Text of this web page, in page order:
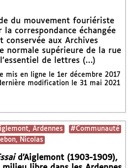
du mouvement fouriériste
correspondance échangée
conservée aux Archives
normale supérieure de la rue
de lettres (…)
mis en ligne le1er décembre 2017
modification le 31 mai 2021
Ardennes
#Communauté
Nicolas
d’Aiglemont (1903-1909),